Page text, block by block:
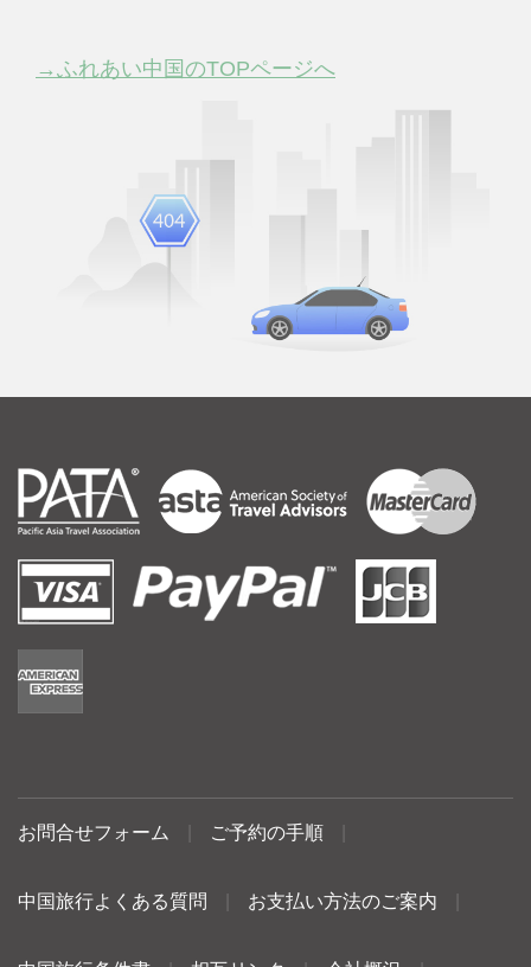
→ふれあい中国のTOPページへ
お問合せフォーム ご予約の手順
中国旅行よくある質問 お支払い方法のご案内